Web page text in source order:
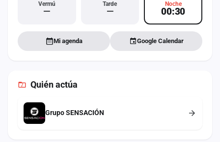
Vermú
—
Tarde
—
Noche
00:30
Mi agenda Google Calendar
Quién actúa
Grupo SENSACIÓN